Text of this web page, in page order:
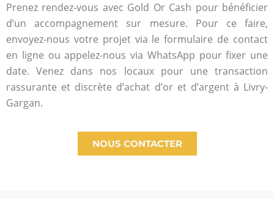
Prenez rendez-vous avec Gold Or Cash pour bénéficier
d’un accompagnement sur mesure. Pour ce faire,
envoyez-nous votre projet via le formulaire de contact
en ligne ou appelez-nous via WhatsApp pour fixer une
date. Venez dans nos locaux pour une transaction
rassurante et discrète d’achat d’or et d’argent à Livry-
Gargan.
NOUS CONTACTER